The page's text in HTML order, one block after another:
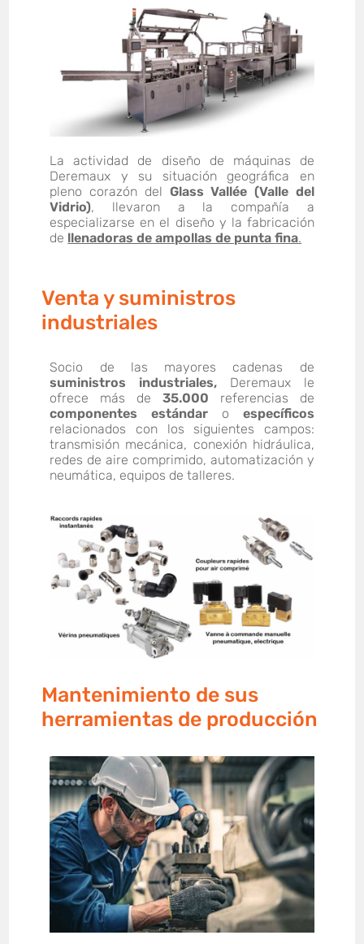
La actividad de diseño de máquinas de
Deremaux y su situación geográfica en
pleno corazón del Glass Vallée (Valle del
Vidrio), llevaron a la compañía a
especializarse en el diseño y la fabricación
de llenadoras de ampollas de punta fina.
Venta y suministros
industriales
Socio de las mayores cadenas de
suministros industriales, Deremaux le
ofrece más de 35.000 referencias de
componentes estándar o específicos
relacionados con los siguientes campos:
transmisión mecánica, conexión hidráulica,
redes de aire comprimido, automatización y
neumática, equipos de talleres.
Mantenimiento de sus
herramientas de producción